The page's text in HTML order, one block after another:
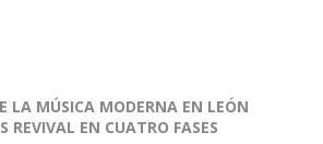
LA MÚSICA MODERNA EN LEÓN
REVIVAL EN CUATRO FASES